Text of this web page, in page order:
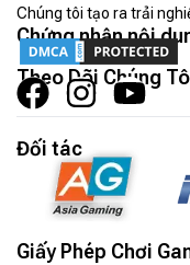
Chúng tôi tạo ra trải
Chứng nhận nội
Theo Dõi Chúng
Đối tác
Giấy Phép Chơi